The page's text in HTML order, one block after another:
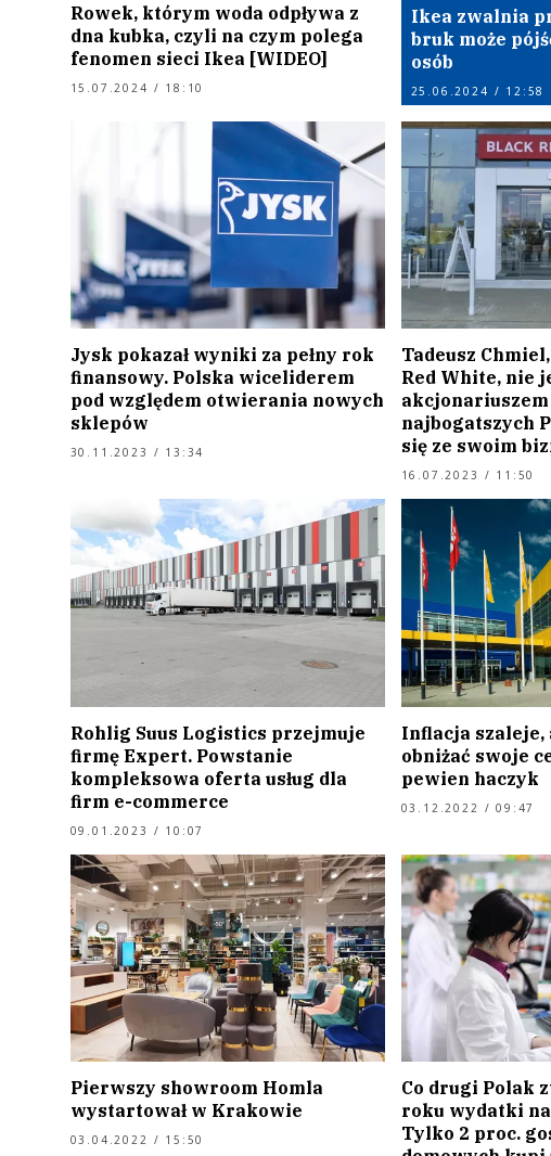
Rowek, którym woda odpływa z
dna kubka, czyli na czym polega
fenomen sieci Ikea [WIDEO]
15.07.2024 / 18:10
Ikea zwalnia
bruk może
osób
25.06.2024 / 12:58
Jysk pokazał wyniki za pełny rok
finansowy. Polska wiceliderem
pod względem otwierania nowych
sklepów
30.11.2023 / 13:34
Tadeusz
Red White, nie
najbogatszych
się ze swoim
16.07.2023 / 11:50
Rohlig Suus Logistics przejmuje
firmę Expert. Powstanie
kompleksowa oferta usług dla
firm e-commerce
09.01.2023 / 10:07
Inflacja szaleje,
obniżać swoje
pewien haczyk
03.12.2022 / 09:47
Pierwszy showroom Homla
wystartował w Krakowie
03.04.2022 / 15:50
Co drugi Polak
roku wydatki
Tylko 2 proc.